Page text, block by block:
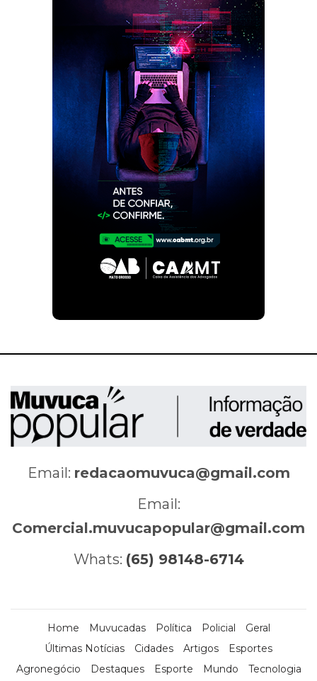
Email: redacaomuvuca@gmail.com
Email:
Comercial.muvucapopular@gmail.com
Whats: (65) 98148-6714
Home Muvucadas Política Policial
Geral
Últimas Notícias
Cidades Artigos
Esportes
Agronegócio
Destaques Esporte Mundo Tecnologia